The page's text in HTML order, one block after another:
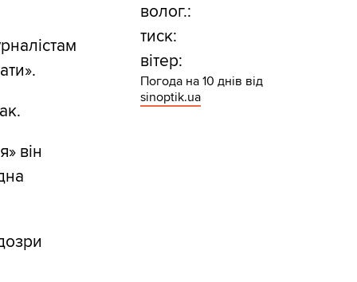
він
волог.:
тиск:
вітер:
Погода на 10 днів від
sinoptik.ua